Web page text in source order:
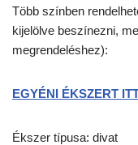
Több színben
kijelölve beszínezni,
megrendeléshez):
EGYÉNI ÉKSZERT
Ékszer típusa: divat